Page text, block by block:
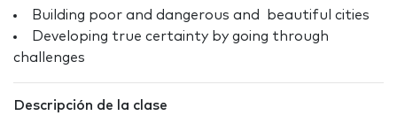
Building poor and dangerous and beautiful cities
Developing true certainty by going through
challenges
Descripción de la clase